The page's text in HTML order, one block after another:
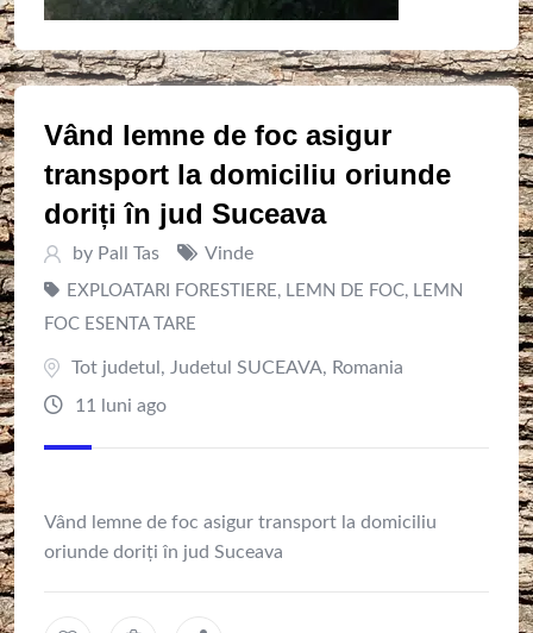
Vând lemne de foc asigur
transport la domiciliu oriunde
doriți în jud Suceava
by Pall Tas Vinde
EXPLOATARI FORESTIERE, LEMN DE FOC, LEMN
FOC ESENTA TARE
Tot judetul , Judetul SUCEAVA, Romania
11 luni ago
Vând lemne de foc asigur transport la domiciliu
oriunde doriți în jud Suceava